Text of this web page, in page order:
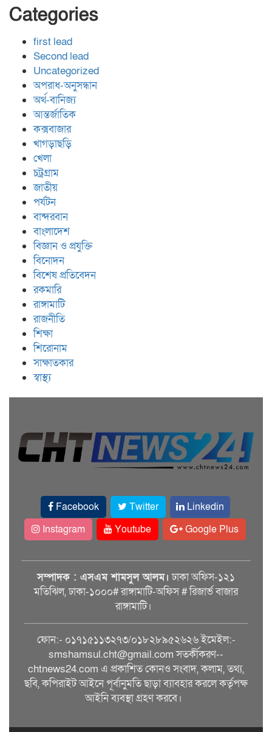
Categories
first lead
Second lead
Uncategorized
অপরাধ-অনুসন্ধান
অর্থ-বানিজ্য
আন্তর্জাতিক
কক্সবাজার
খাগড়াছড়ি
খেলা
চট্রগ্রাম
জাতীয়
পর্যটন
বান্দরবান
বাংলাদেশ
বিজ্ঞান ও প্রযুক্তি
বিনোদন
বিশেষ প্রতিবেদন
রকমারি
রাঙ্গামাটি
রাজনীতি
শিক্ষা
শিরোনাম
সাক্ষাতকার
স্বাস্থ্য
Facebook Twitter
Linkedin
Instagram
Youtube Google Plus
সম্পাদক : এসএম শামসুল আলম। ঢাকা অফিস-১২১
মতিঝিল, ঢাকা-১০০০# রাঙ্গামাটি-অফিস # রিজার্ভ বাজার
রাঙ্গামাটি।
ফোন:- ০১৭১৫১১৩২৭৩/০১৮২৮৯৫২৬২৬ ইমেইল:-
smshamsul.cht@gmail.com সতর্কীকরণ--
chtnews24.com এ প্রকাশিত কোনও সংবাদ, কলাম, তথ্য,
ছবি, কপিরাইট আইনে পূর্বানুমতি ছাড়া ব্যাবহার করলে কর্তৃপক্ষ
আইনি ব্যবস্থা গ্রহণ করবে।